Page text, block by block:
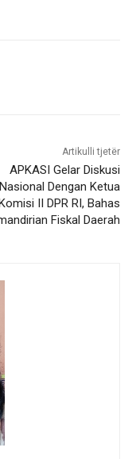
Artikulli tjetër
APKASI Gelar Diskusi
Nasional Dengan Ketua
II DPR RI, Bahas
Fiskal Daerah